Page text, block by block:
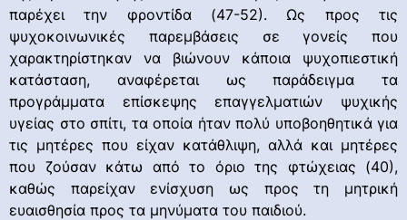
παρέχει την φροντίδα (47-52). Ως προς τις
ψυχοκοινωνικές παρεμβάσεις σε γονείς που
χαρακτηρίστηκαν να βιώνουν κάποια ψυχοπιεστική
κατάσταση, αναφέρεται ως παράδειγμα τα
προγράμματα επίσκεψης επαγγελματιών ψυχικής
υγείας στο σπίτι, τα οποία ήταν πολύ υποβοηθητικά για
τις μητέρες που είχαν κατάθλιψη, αλλά και μητέρες
που ζούσαν κάτω από το όριο της φτώχειας (40),
καθώς παρείχαν ενίσχυση ως προς τη μητρική
ευαισθησία προς τα μηνύματα του παιδιού.